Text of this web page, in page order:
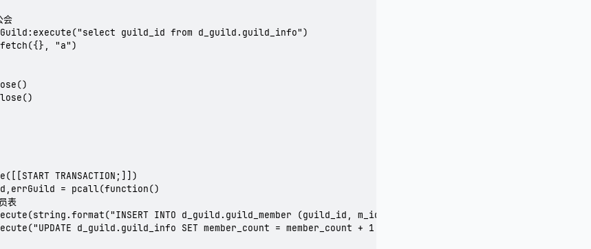
会
guild_id from d_guild.guild_info")
"a")
TRANSACTION;]])
= pcall(function()
表
INTO d_guild.guild_member (guild_id, m_id, server_id, charac_no,
d_guild.guild_info SET member_count = member_count + 1 WHERE guild_id = " .. guildId)